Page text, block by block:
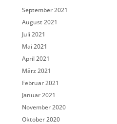
September 2021
August 2021
Juli 2021
Mai 2021
April 2021
März 2021
Februar 2021
Januar 2021
November 2020
Oktober 2020